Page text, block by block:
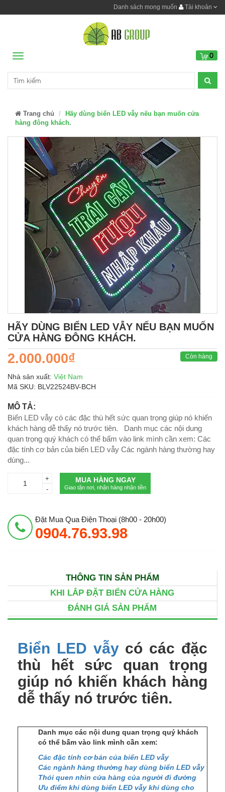
Danh sách mong muốn Tài khoản
Menu 0
Trang chủ
Hãy dùng biển LED vẫy nếu bạn muốn cửa
hàng đông khách.
HÃY DÙNG BIỂN LED VẪY NẾU BẠN MUỐN
CỬA HÀNG ĐÔNG KHÁCH.
2.000.000₫ Còn hàng
Nhà sản xuất: Việt Nam
Mã SKU: BLV22524BV-BCH
MÔ TẢ:
Biển LED vẫy có các đặc thù hết sức quan trọng giúp nó khiến
khách hàng dễ thấy nó trước tiên. Danh mục các nội dung
quan trọng quý khách có thể bấm vào link mình cần xem: Các
đặc tính cơ bản của biển LED vẫy Các ngành hàng thường hay
dùng...
+
-
MUA HÀNG NGAY
Giao tận nơi, nhận hàng nhận tiền
Đặt Mua Qua Điện Thoại (8h00 - 20h00)
0904.76.93.98
THÔNG TIN SẢN PHẨM
KHI LẮP ĐẶT BIỂN CỬA HÀNG
ĐÁNH GIÁ SẢN PHẨM
Biển LED vẫycó các đặc
thù hết sức quan trọng
giúp nó khiến khách hàng
dễ thấy nó trước tiên.
Danh mục các nội dung quan trọng quý khách
có thể bấm vào link mình cần xem:
Các đặc tính cơ bản của biển LED vẫy
Các ngành hàng thường hay dùng biển LED vẫy
Thói quen nhìn cửa hàng của người đi đường
Ưu điểm khi dùng biển LED vẫy khi dùng cho